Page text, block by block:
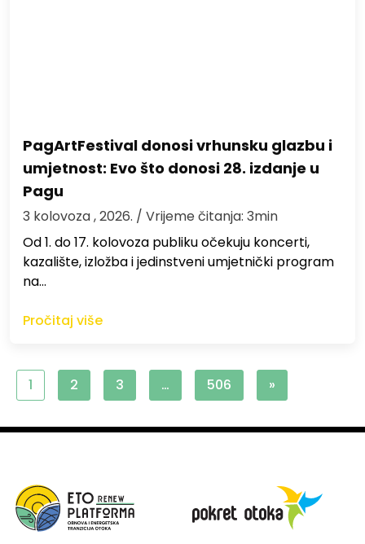
PagArtFestival donosi vrhunsku glazbu i
umjetnost: Evo što donosi 28. izdanje u
Pagu
3 kolovoza , 2026. / Vrijeme čitanja: 3min
Od 1. do 17. kolovoza publiku očekuju koncerti,
kazalište, izložba i jedinstveni umjetnički program
na…
Pročitaj više
1 2 3 … 506 »